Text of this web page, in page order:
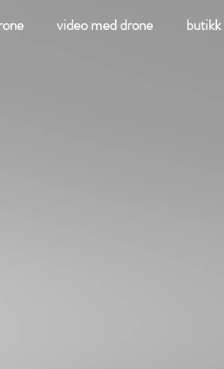
video med drone butikk